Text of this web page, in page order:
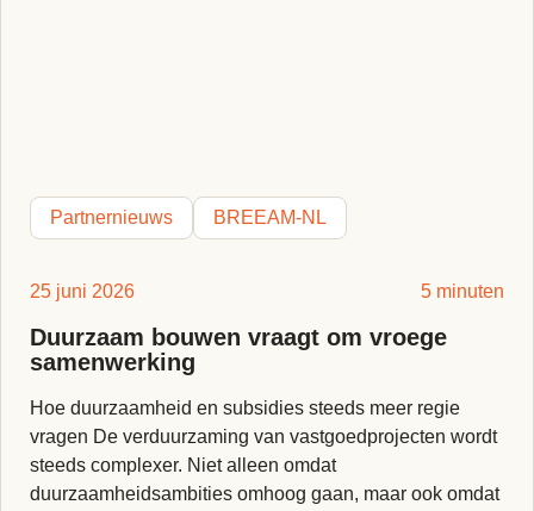
Partnernieuws BREEAM-NL
25 juni 2026 5 minuten
Duurzaam bouwen vraagt om vroege
samenwerking
Hoe duurzaamheid en subsidies steeds meer regie
vragen De verduurzaming van vastgoedprojecten wordt
steeds complexer. Niet alleen omdat
duurzaamheidsambities omhoog gaan, maar ook omdat